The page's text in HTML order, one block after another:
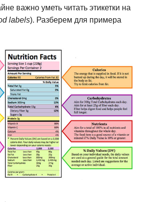
важно уметь читать этикетки на
labels). Разберем для примера